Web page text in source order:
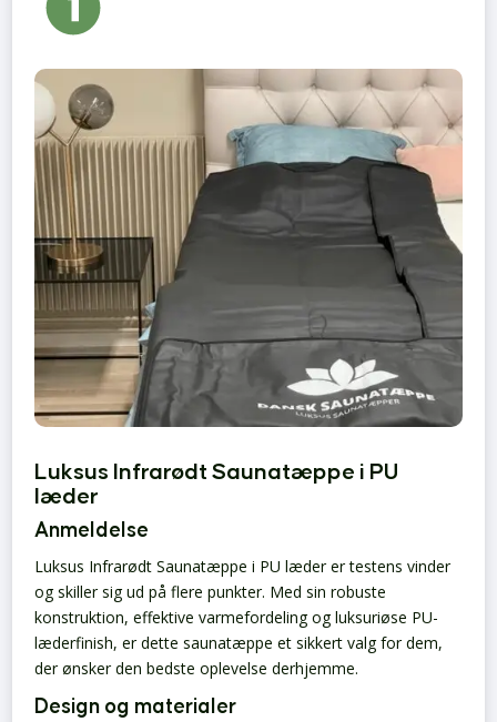
Luksus Infrarødt Saunatæppe i PU
læder
Anmeldelse
Luksus Infrarødt Saunatæppe i PU læder er testens vinder
og skiller sig ud på flere punkter. Med sin robuste
konstruktion, effektive varmefordeling og luksuriøse PU-
læderfinish, er dette saunatæppe et sikkert valg for dem,
der ønsker den bedste oplevelse derhjemme.
Design og materialer